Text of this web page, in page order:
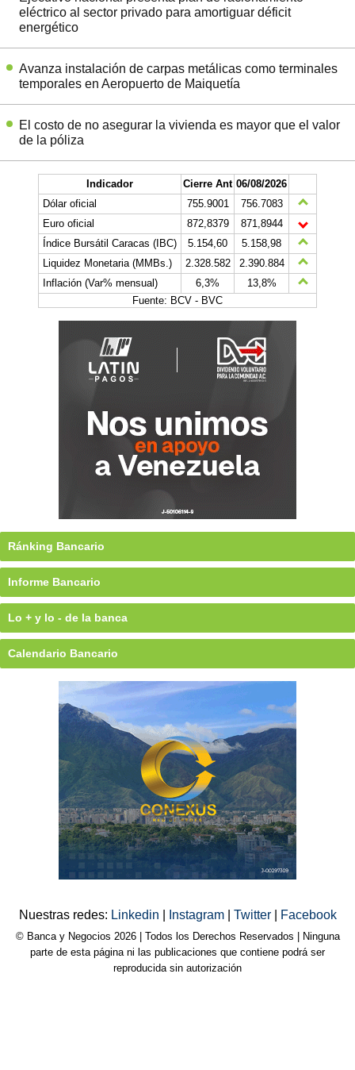
eléctrico al sector privado para amortiguar déficit
energético
Avanza instalación de carpas metálicas como terminales
temporales en Aeropuerto de Maiquetía
El costo de no asegurar la vivienda es mayor que el valor
de la póliza
Indicador Cierre Ant 06/08/2026
Dólar oficial
755.9001
756.7083
Euro oficial
872,8379
871,8944
Índice Bursátil Caracas (IBC)
5.154,60
5.158,98
Liquidez Monetaria (MMBs.)
2.328.582
2.390.884
Inflación (Var% mensual)
6,3%
13,8%
Fuente: BCV - BVC
Ránking Bancario
Informe Bancario
Lo + y lo - de la banca
Calendario Bancario
Nuestras redes: Linkedin Instagram Twitter Facebook
© Banca y Negocios 2026 | Todos los Derechos Reservados | Ninguna
parte de esta página ni las publicaciones que contiene podrá ser
reproducida sin autorización